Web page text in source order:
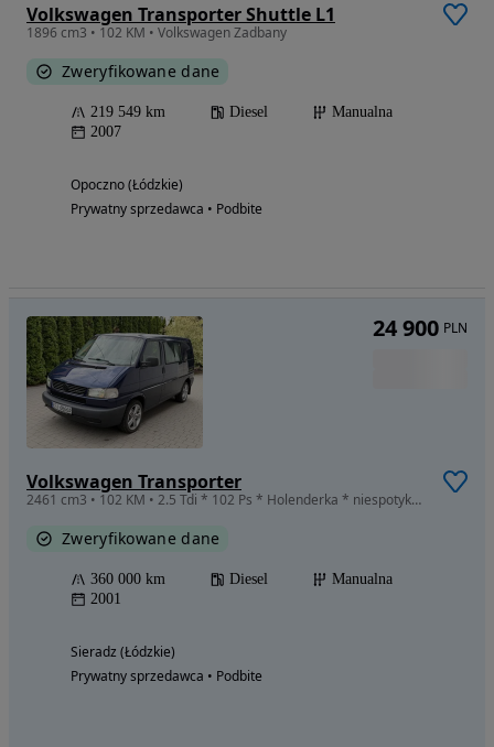
Volkswagen Transporter Shuttle L1
1896 cm3 • 102 KM • Volkswagen Zadbany
Zweryfikowane dane
219 549 km Diesel
Manualna
2007
Opoczno (Łódzkie)
Prywatny sprzedawca • Podbite
Volkswagen Transporter
2461 cm3 • 102 KM • 2.5 Tdi * 102 Ps * Holenderka * niespotykany stan
Zweryfikowane dane
360 000 km Diesel
Manualna
2001
Sieradz (Łódzkie)
Prywatny sprzedawca • Podbite
24 900 PLN